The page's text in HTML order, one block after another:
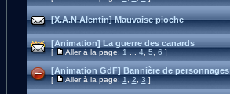
[X.A.N.Alentin] Mauvaise pioche
[Animation] La guerre des canards
[ Aller à la page:1...4,5,6]
[Animation GdF] Bannière de personnages
[ Aller à la page:1,2,3]